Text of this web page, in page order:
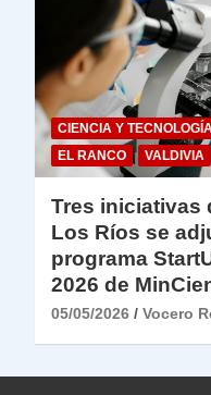
CIENCIA Y
EL RANCO
VALDIVIA
Tres iniciativas
Los Ríos se
programa
2026 de
05/05/2026 Vocero